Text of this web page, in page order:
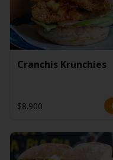
Cranchis Krunchies
$8.900